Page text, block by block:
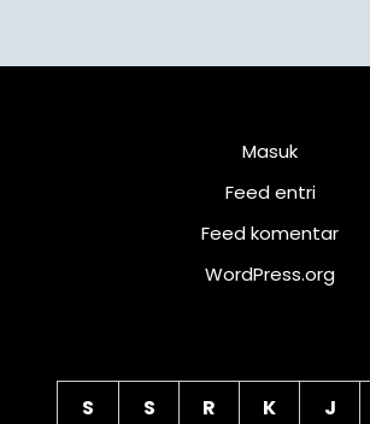
Masuk
Feed entri
Feed komentar
WordPress.org
S S R K J